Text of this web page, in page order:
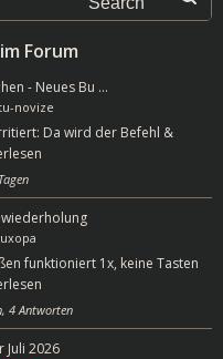
Forum
- Neues Bu …
novize
Da wird der Befehl &
funktioniert 1x, keine Tasten
4 Antworten
Juli 2026